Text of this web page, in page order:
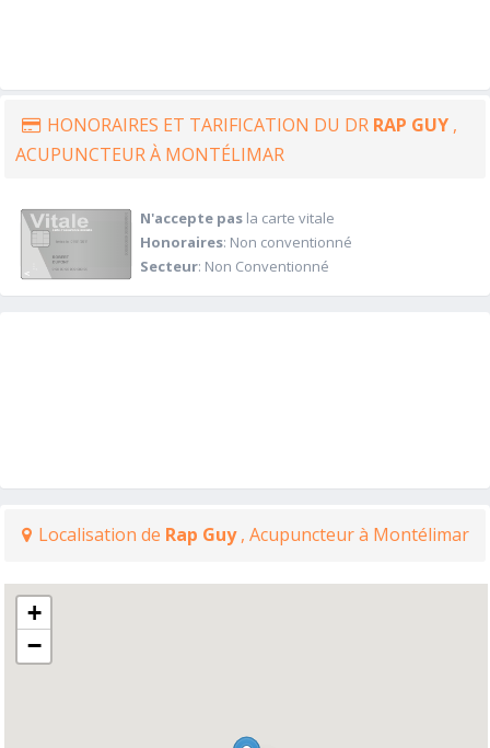
HONORAIRES ET TARIFICATION DU DR RAP GUY ,
ACUPUNCTEUR À MONTÉLIMAR
N'accepte pasla carte vitale
Honoraires: Non conventionné
Secteur: Non Conventionné
Localisation de Rap Guy, Acupuncteur à Montélimar
+
−